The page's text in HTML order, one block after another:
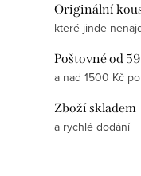
Originální
které jinde
Poštovné od
a nad 1500 Kč
Zboží skladem
a rychlé dodání